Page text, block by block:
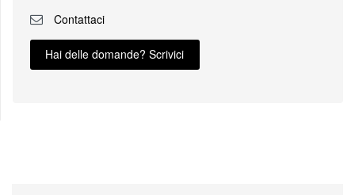
Contattaci
Hai delle domande? Scrivici